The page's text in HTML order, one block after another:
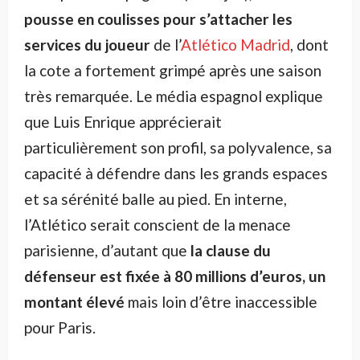
pousse en coulisses pour s’attacher les
services du joueur de l’Atlético Madrid, dont
la cote a fortement grimpé après une saison
très remarquée. Le média espagnol explique
que Luis Enrique apprécierait
particulièrement son profil, sa polyvalence, sa
capacité à défendre dans les grands espaces
et sa sérénité balle au pied. En interne,
l’Atlético serait conscient de la menace
parisienne, d’autant que la clause du
défenseur est fixée à 80 millions d’euros, un
montant élevé mais loin d’être inaccessible
pour Paris.